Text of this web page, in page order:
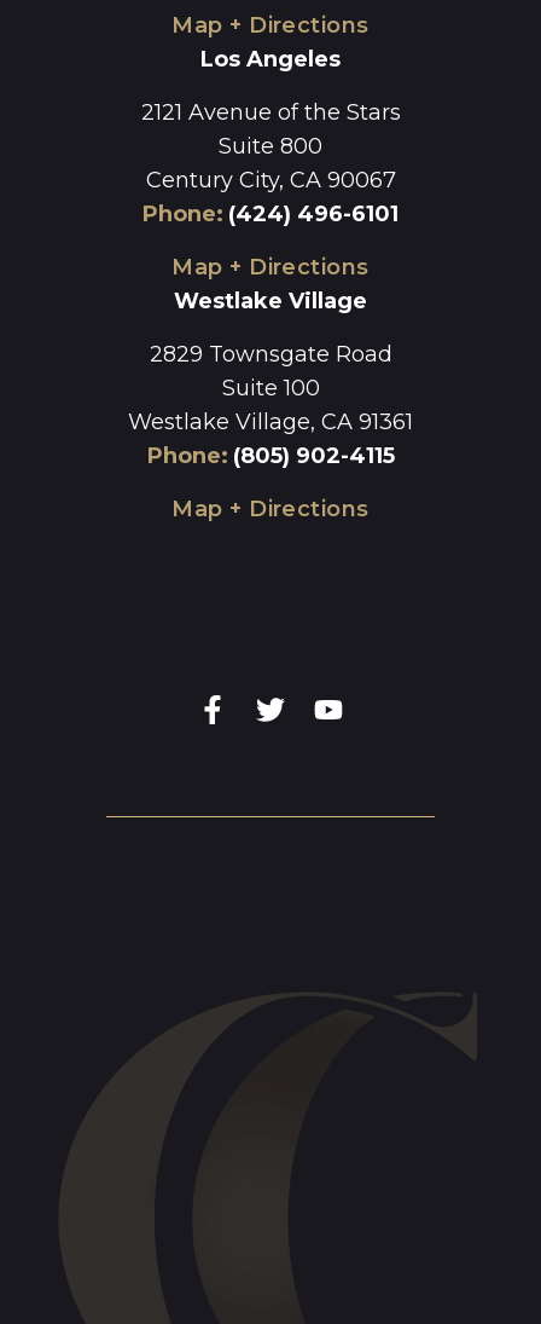
Map + Directions
Los Angeles
2121 Avenue of the Stars
Suite 800
Century City, CA 90067
Phone: (424) 496-6101
Map + Directions
Westlake Village
2829 Townsgate Road
Suite 100
Westlake Village, CA 91361
Phone: (805) 902-4115
Map + Directions